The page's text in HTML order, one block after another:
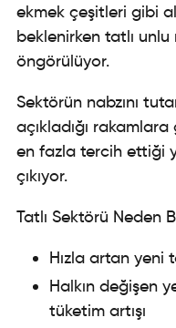
ekmek çeşitleri gibi
beklenirken tatlı
öngörülüyor.
Sektörün nabzını
açıkladığı
en fazla tercih ettiği
çıkıyor.
Tatlı Sektörü Neden
Hızla artan yeni
Halkın değişen
tüketim artışı